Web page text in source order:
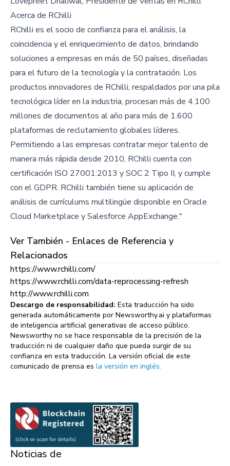
Acerca de RChilli
RChilli es el socio de confianza para el análisis, la
coincidencia y el enriquecimiento de datos, brindando
soluciones a empresas en más de 50 países, diseñadas
para el futuro de la tecnología y la contratación. Los
productos innovadores de RChilli, respaldados por una pila
tecnológica líder en la industria, procesan más de 4.100
millones de documentos al año para más de 1.600
plataformas de reclutamiento globales líderes.
Permitiendo a las empresas contratar mejor talento de
manera más rápida desde 2010, RChilli cuenta con
certificación ISO 27001:2013 y SOC 2 Tipo II, y cumple
con el GDPR. RChilli también tiene su aplicación de
análisis de currículums multilingüe disponible en Oracle
Cloud Marketplace y Salesforce AppExchange."
Ver También - Enlaces de Referencia y
Relacionados
https://www.rchilli.com/
https://www.rchilli.com/data-reprocessing-refresh
http://www.rchilli.com
Descargo de responsabilidad: Esta traducción ha sido
generada automáticamente por Newsworthy.ai y plataformas
de inteligencia artificial generativas de acceso público.
Newsworthy no se hace responsable de la precisión de la
traducción ni de cualquier daño que pueda surgir de su
confianza en esta traducción. La versión oficial de este
comunicado de prensa es la versión en inglés.
Noticias de